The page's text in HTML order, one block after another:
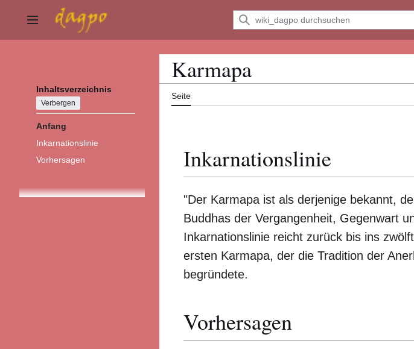
Inhalt Hauptmenü
Inhaltsverzeichnis
Verbergen
Anfang
Inkarnationslinie
Vorhersagen
Karmapa
Seite
Inkarnationslinie
"Der Karmapa ist als derjenige bekannt,
Buddhas der Vergangenheit, Gegenwart
Inkarnationslinie reicht zurück bis ins
ersten Karmapa, der die Tradition der
begründete.
Vorhersagen